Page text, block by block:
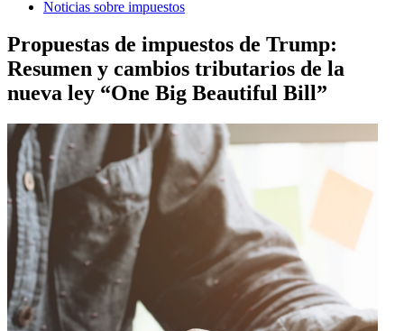
Noticias sobre impuestos
Propuestas de impuestos de Trump:
Resumen y cambios tributarios de la
nueva ley “One Big Beautiful Bill”